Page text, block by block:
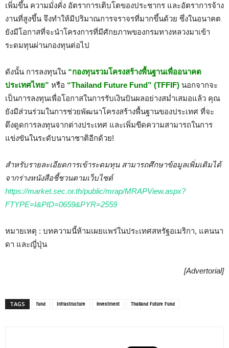
เพิ่มขึ้น ความมั่งคั่ง อัตราการเติบโตของประชากร และอัตราการจ้าง
งานที่สูงขึ้น จึงทำให้มีปริมาณการจราจรที่มากขึ้นด้วย ซึ่งในอนาคต
ยังมีโอกาสที่จะนำโครงการที่มีศักยภาพของกรมทางหลวงมาเข้า
ระดมทุนผ่านกองทุนต่อไป
ดังนั้น การลงทุนใน “กองทุนรวมโครงสร้างพื้นฐานเพื่ออนาคต
ประเทศไทย” หรือ “Thailand Future Fund” (TFFIF) นอกจากจะ
เป็นการลงทุนเพื่อโอกาสในการรับเงินปันผลอย่างสม่ำเสมอแล้ว คุณ
ยังมีส่วนร่วมในการช่วยพัฒนาโครงสร้างพื้นฐานของประเทศ ที่จะ
ดึงดูดการลงทุนจากต่างประเทศ และเพิ่มขีดความสามารถในการ
แข่งขันในระดับนานาชาติอีกด้วย!
สำหรับรายละเอียดการเข้าระดมทุน สามารถศึกษาข้อมูลเพิ่มเติมได้
จากร่างหนังสือชี้ชวนตามเว็บไซต์
https://market.sec.or.th/public/mrap/MRAPView.aspx?
FTYPE=I&PID=0659&PYR=2559
หมายเหตุ : บทความนี้ห้ามเผยแพร่ในประเทศสหรัฐอเมริกา, แคนนา
ดา และญี่ปุ่น
[Advertorial]
TAGS fund Infrastructure investment Thailand Future Fund